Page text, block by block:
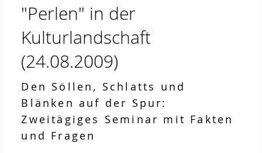
"Perlen" in der
Kulturlandschaft
(24.08.2009)
Den Söllen, Schlatts und
Blänken auf der Spur:
Zweitägiges Seminar mit Fakten
und Fragen